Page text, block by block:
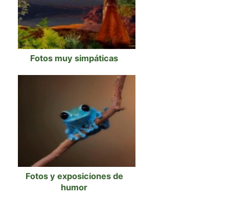
Fotos muy simpáticas
Fotos y exposiciones de
humor